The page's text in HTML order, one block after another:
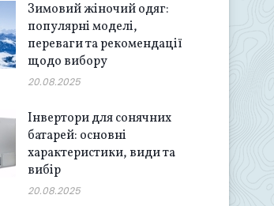
Зимовий жіночий одяг:
популярні моделі,
переваги та рекомендації
щодо вибору
20.08.2025
Інвертори для сонячних
батарей: основні
характеристики, види та
вибір
20.08.2025